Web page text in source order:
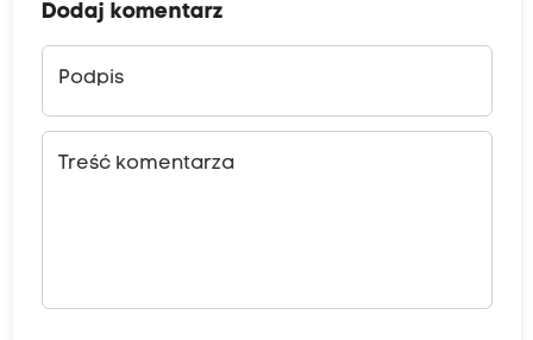
Dodaj komentarz
Podpis
Treść komentarza